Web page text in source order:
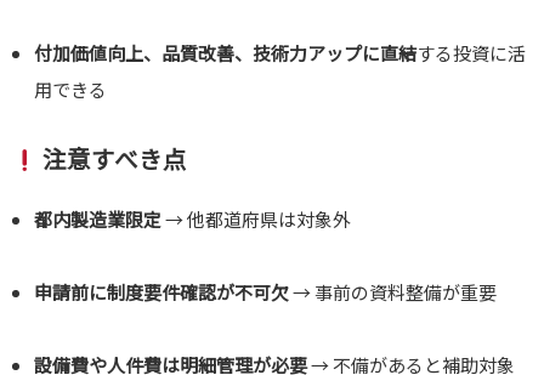
付加価値向上、品質改善、技術力アップに直結する投資に活
用できる
注意すべき点
都内製造業限定→ 他都道府県は対象外
申請前に制度要件確認が不可欠→ 事前の資料整備が重要
設備費や人件費は明細管理が必要→ 不備があると補助対象